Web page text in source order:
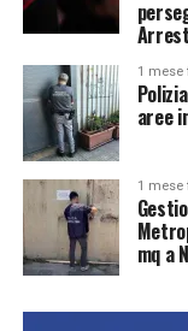
1 mese
aree
1 mese
mq a